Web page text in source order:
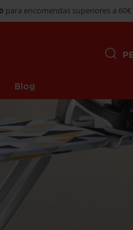
para encomendas superiores a 60€
Blog